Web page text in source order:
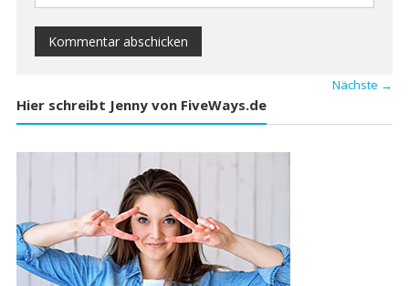
Nächste →
Hier schreibt Jenny von FiveWays.de